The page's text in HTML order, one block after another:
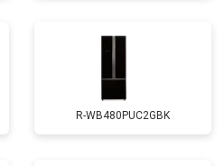
R-WB480PUC2GBK